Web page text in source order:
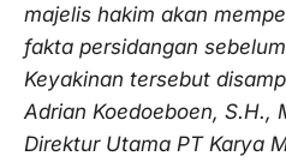
majelis hakim akan
fakta persidangan
Keyakinan tersebut
Adrian Koedoeboen, S.H.,
Direktur Utama PT Karya